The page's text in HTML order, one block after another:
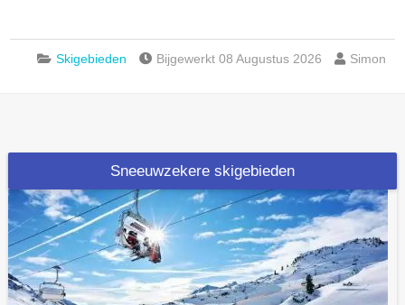
Skigebieden Bijgewerkt 08 Augustus 2026 Simon
Sneeuwzekere skigebieden